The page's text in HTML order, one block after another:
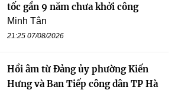
tốc gần 9 năm chưa khởi công
Minh Tân
21:25 07/08/2026
Hồi âm từ Đảng ủy phường Kiến
Hưng và Ban Tiếp công dân TP Hà